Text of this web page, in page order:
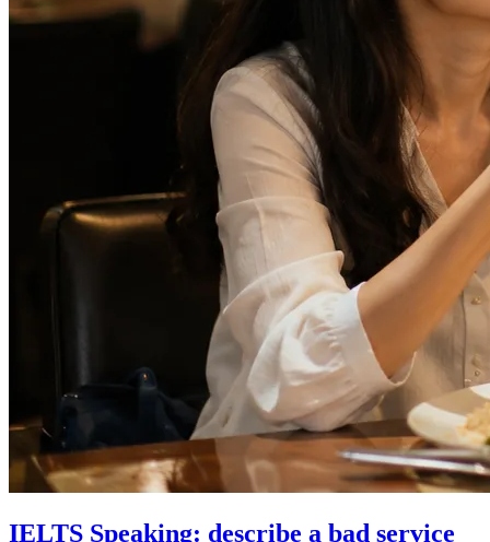
IELTS Speaking: describe a bad service